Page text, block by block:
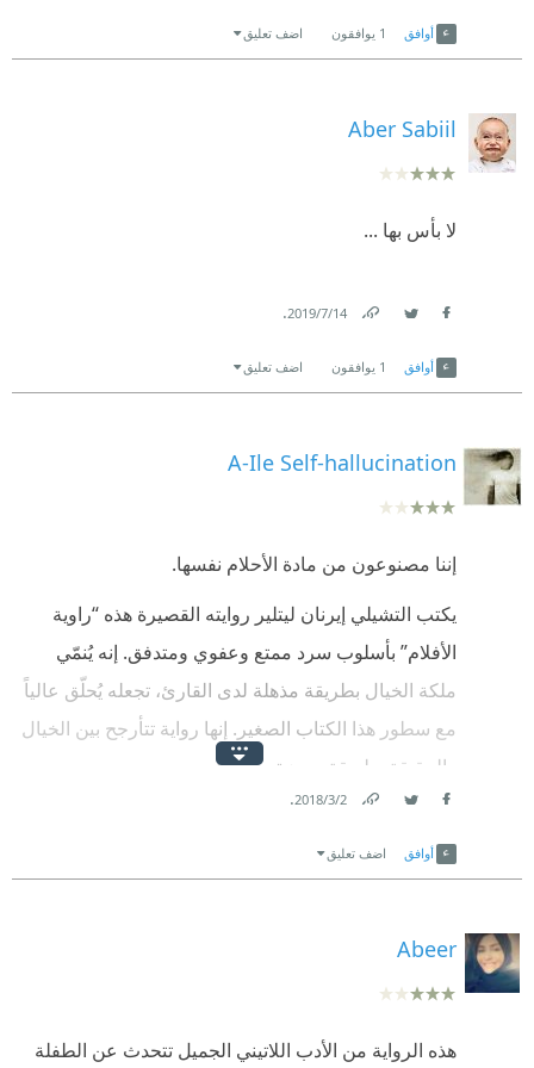
جيدة"..
أوافق 1 يوافقون اضف تعليق
Aber Sabiil
لا بأس بها ...
14‏/7‏/2019
.
أوافق 1 يوافقون اضف تعليق
A-Ile Self-hallucination
إننا مصنوعون من مادة الأحلام نفسها.
يكتب التشيلي إيرنان ليتلير روايته القصيرة هذه “راوية
الأفلام” بأسلوب سرد ممتع وعفوي ومتدفق. إنه يُنمّي
ملكة الخيال بطريقة مذهلة لدى القارئ، تجعله يُحلّق عالياً
مع سطور هذا الكتاب الصغير. إنها رواية تتأرجح بين الخيال
والحقيقة بطريقة مميزة وعفوية.
في عالم يطحنهم بآلاته الدموية من خلال تلك الفتاة
وضحكاتهم الصغيرة وهواجسهم البسيطة علّهم يصلون إلى
موقع مميز في الحياة.
2‏/3‏/2018
.
أوافق اضف تعليق
Abeer
هذه الرواية من الأدب اللاتيني الجميل تتحدث عن الطفلة